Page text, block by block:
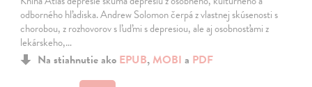
odborného hľadiska. Andrew Solomon čerpá z vlastnej skúsenosti s
chorobou, z rozhovorov s ľuďmi s depresiou, ale aj osobnosťami z
lekárskeho,…
Na stiahnutie ako EPUB, MOBI a PDF